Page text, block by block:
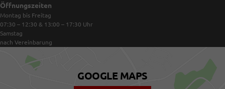
Öffnungszeiten
Montag bis Freitag
07:30 – 12:30 & 13:00 – 17:30 Uhr
Samstag
nach Vereinbarung
GOOGLE MAPS